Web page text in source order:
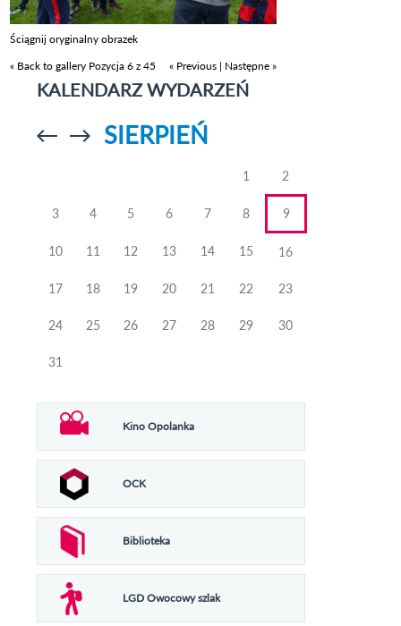
Ściągnij oryginalny obrazek
« Back to gallery Pozycja 6 z 45 « Previous | Następne »
KALENDARZ WYDARZEŃ
Przejdź doPrzejdź do
SIERPIEŃ
1 2
3 4 5 6 7 8 9
10 11 12 13 14 15 16
17 18 19 20 21 22 23
24 25 26 27 28 29 30
31
Kino Opolanka
OCK
Biblioteka
LGD Owocowy szlak